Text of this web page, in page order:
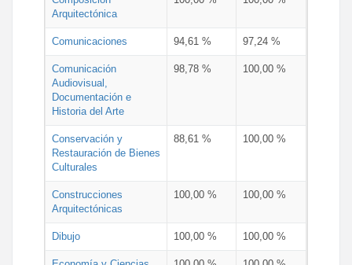
Arquitectónica
Comunicaciones 94,61 % 97,24 %
Comunicación
Audiovisual,
Documentación e
Historia del Arte
98,78 % 100,00 %
Conservación y
Restauración de Bienes
Culturales
88,61 % 100,00 %
Construcciones
Arquitectónicas
100,00 % 100,00 %
Dibujo 100,00 % 100,00 %